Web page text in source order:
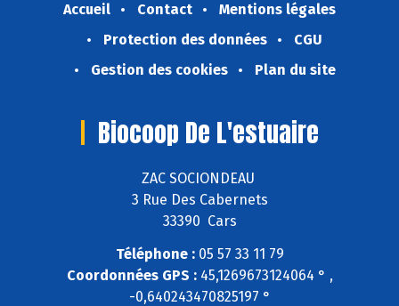
Accueil Contact
Mentions légales
Protection des données
CGU
Gestion des cookies
Plan du site
Biocoop De L'estuaire
ZAC SOCIONDEAU
3 Rue Des Cabernets
33390 Cars
Téléphone :05 57 33 11 79
Coordonnées GPS :45,1269673124064 ° ,
-0,640243470825197 °